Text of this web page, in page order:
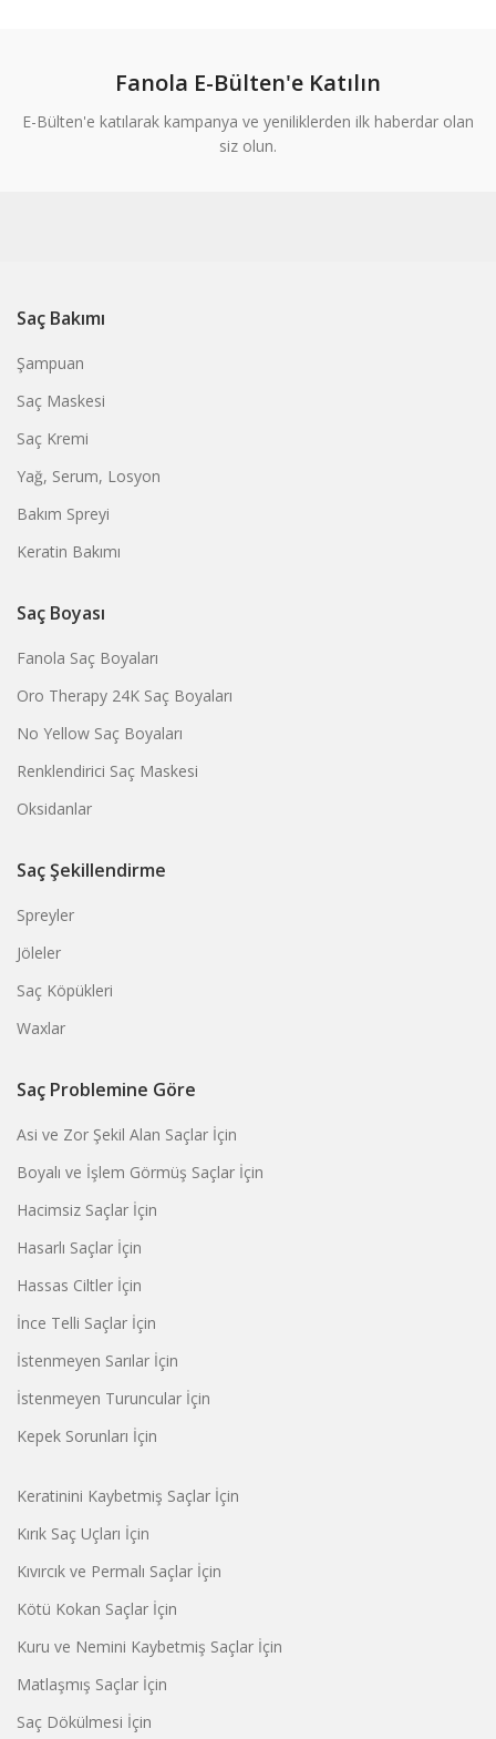
Fanola E-Bülten'e Katılın
E-Bülten'e katılarak kampanya ve yeniliklerden ilk haberdar olan
siz olun.
Saç Bakımı
Şampuan
Saç Maskesi
Saç Kremi
Yağ, Serum, Losyon
Bakım Spreyi
Keratin Bakımı
Saç Boyası
Fanola Saç Boyaları
Oro Therapy 24K Saç Boyaları
No Yellow Saç Boyaları
Renklendirici Saç Maskesi
Oksidanlar
Saç Şekillendirme
Spreyler
Jöleler
Saç Köpükleri
Waxlar
Saç Problemine Göre
Asi ve Zor Şekil Alan Saçlar İçin
Boyalı ve İşlem Görmüş Saçlar İçin
Hacimsiz Saçlar İçin
Hasarlı Saçlar İçin
Hassas Ciltler İçin
İnce Telli Saçlar İçin
İstenmeyen Sarılar İçin
İstenmeyen Turuncular İçin
Kepek Sorunları İçin
Keratinini Kaybetmiş Saçlar İçin
Kırık Saç Uçları İçin
Kıvırcık ve Permalı Saçlar İçin
Kötü Kokan Saçlar İçin
Kuru ve Nemini Kaybetmiş Saçlar İçin
Matlaşmış Saçlar İçin
Saç Dökülmesi İçin